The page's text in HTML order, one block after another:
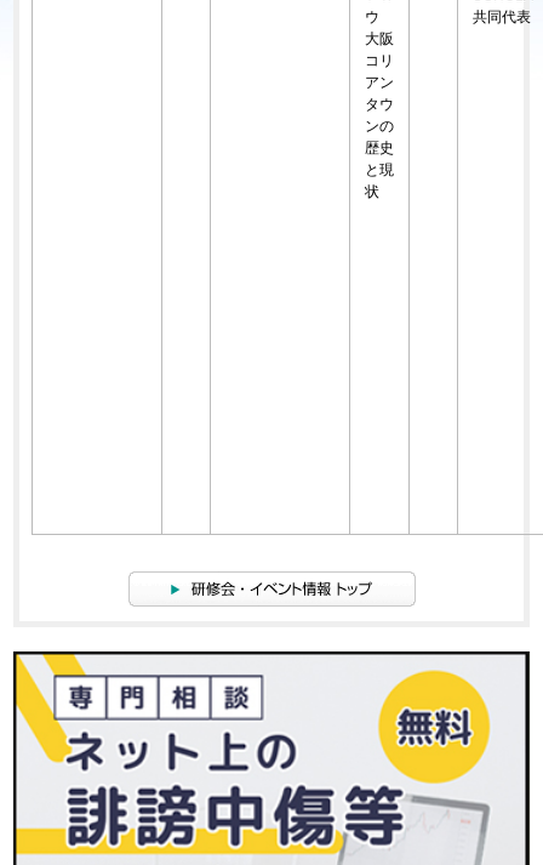
ウ
大阪
コリ
アン
タウ
ンの
歴史
と現
状
共同代表